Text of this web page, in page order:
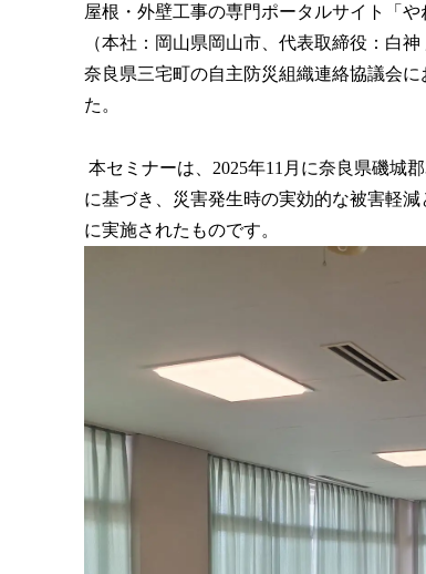
屋根・外壁工事の専門ポータルサイト「
（本社：岡山県岡山市、代表取締役：白
奈良県三宅町の自主防災組織連絡協議会
た。
本セミナーは、2025年11月に奈良県磯城
に基づき、災害発生時の実効的な被害軽
に実施されたものです。